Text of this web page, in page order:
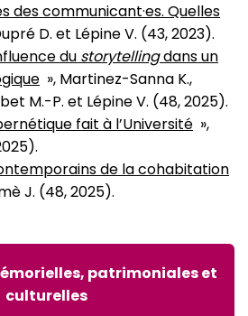
des communicant·es. Quelles
D. et Lépine V. (43, 2023).
du storytellingdans un
», Martinez-Sanna K.,
M.-P. et Lépine V. (48, 2025).
fait à l’Université »,
de la cohabitation
J. (48, 2025).
patrimoniales et
culturelles